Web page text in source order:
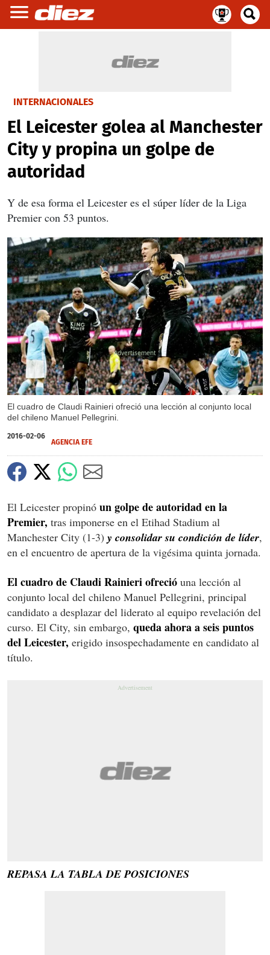
INTERNACIONALES
El Leicester golea al Manchester
City y propina un golpe de
autoridad
Y de esa forma el Leicester es el súper líder de la Liga
Premier con 53 puntos.
El cuadro de Claudi Rainieri ofreció una lección al conjunto local
del chileno Manuel Pellegrini.
X
2016-02-06
AGENCIA EFE
El Leicester propinó un golpe de autoridad en la
Premier, tras imponerse en el Etihad Stadium al
Manchester City (1-3) y consolidar su condición de líder,
en el encuentro de apertura de la vigésima quinta jornada.
El cuadro de Claudi Rainieri ofreció una lección al
conjunto local del chileno Manuel Pellegrini, principal
candidato a desplazar del liderato al equipo revelación del
curso. El City, sin embargo, queda ahora a seis puntos
del Leicester, erigido insospechadamente en candidato al
título.
REPASA LA TABLA DE POSICIONES